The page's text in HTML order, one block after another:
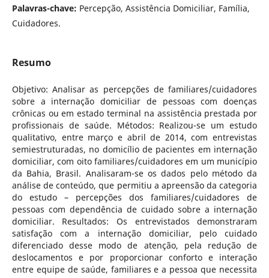
Palavras-chave: Percepção, Assistência Domiciliar, Família,
Cuidadores.
Resumo
Objetivo: Analisar as percepções de familiares/cuidadores
sobre a internação domiciliar de pessoas com doenças
crônicas ou em estado terminal na assistência prestada por
profissionais de saúde. Métodos: Realizou-se um estudo
qualitativo, entre março e abril de 2014, com entrevistas
semiestruturadas, no domicílio de pacientes em internação
domiciliar, com oito familiares/cuidadores em um município
da Bahia, Brasil. Analisaram-se os dados pelo método da
análise de conteúdo, que permitiu a apreensão da categoria
do estudo – percepções dos familiares/cuidadores de
pessoas com dependência de cuidado sobre a internação
domiciliar. Resultados: Os entrevistados demonstraram
satisfação com a internação domiciliar, pelo cuidado
diferenciado desse modo de atenção, pela redução de
deslocamentos e por proporcionar conforto e interação
entre equipe de saúde, familiares e a pessoa que necessita